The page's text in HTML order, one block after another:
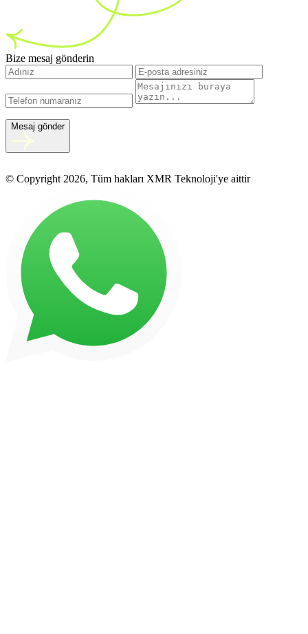
Bize mesaj gönderin
Mesaj gönder
© Copyright 2026, Tüm hakları XMR Teknoloji'ye aittir